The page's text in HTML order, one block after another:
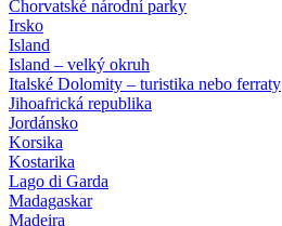
Chorvatské národní parky
Irsko
Island
Island – velký okruh
Italské Dolomity – turistika nebo ferraty
Jihoafrická republika
Jordánsko
Korsika
Kostarika
Lago di Garda
Madagaskar
Madeira